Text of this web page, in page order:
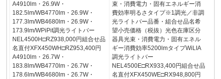
A4910lm・26.9W・
182.5lm/WB4770lm・26.9W・
177.3lm/WB4680lm・26.9W・
173.9lm/WPiPit調光ライトバー
NEL4500H□RZ938,000円組合せ品
名直付XFX450WH□RZ953,400円
A4910lm・26.7W・
183.8lm/WB4770lm・26.7W・
178.6lm/WB4680lm・26.7W・
束・消費電力・固有エネルギー消
費効率明るさタイプ※1調光／非調
光ライトバー品番・組合せ品名希
望小売価格（税抜）光色在庫区分
器具光束・消費電力・固有エネル
ギー消費効率5200lmタイプWiLIA
調光ライトバー
NEL4500E□RX933,400円組合せ品
名直付XFX450WE□RX948,800円